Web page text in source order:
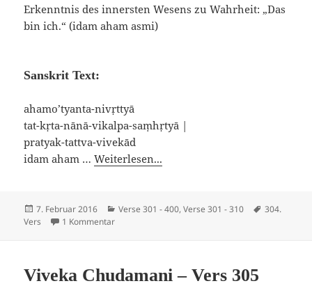
Erkenntnis des innersten Wesens zu Wahrheit: „Das
bin ich.“ (idam aham asmi)
Sanskrit Text:
ahamo’tyanta-nivṛttyā
tat-kṛta-nānā-vikalpa-saṃhṛtyā |
pratyak-tattva-vivekād
idam aham …Weiterlesen...
Veröffentlicht
am
7. Februar 2016 Kategorien
Verse 301 - 400,Verse 301 - 310
304.
Vers
1 Kommentarzu Viveka Chudamani – Vers 304
Viveka Chudamani – Vers 305